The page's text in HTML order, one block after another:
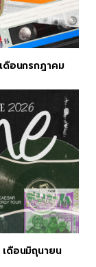
อนกรกฎาคม
ดือนมิถุนายน